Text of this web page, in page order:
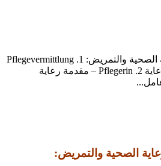
مصطلحات متعلقة بالرعاية الصحية والتمريض: 1. Pflegevermittlung
– وكالة توظيف مقدمي الرعاية 2. Pflegerin – مقدمة رعاية
الصحية والتمريض: